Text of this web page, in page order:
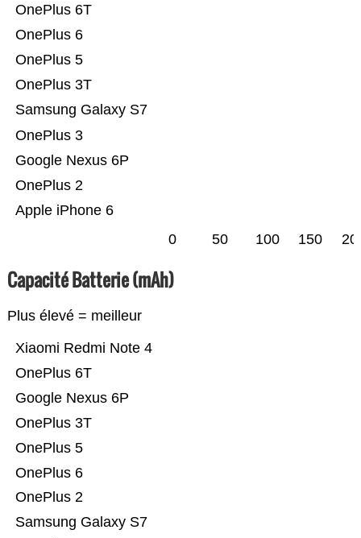
Apple iPhone 6
OnePlus 2
Google Nexus 6P
OnePlus 3
Samsung Galaxy S7
OnePlus 3T
OnePlus 5
OnePlus 6
OnePlus 6T
0 50 100 150
Capacité Batterie (mAh)
Plus élevé = meilleur
Samsung Galaxy S7
OnePlus 2
OnePlus 6
OnePlus 5
OnePlus 3T
Google Nexus 6P
OnePlus 6T
Xiaomi Redmi Note 4